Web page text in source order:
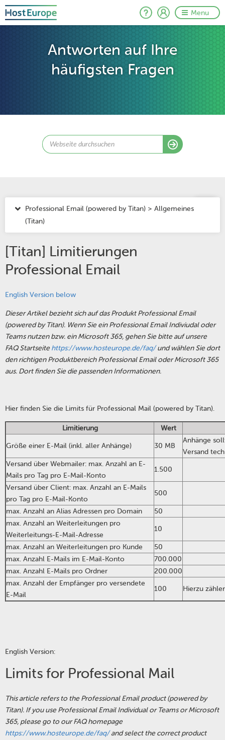
Menu
Antworten auf Ihre
häufigsten Fragen
Professional Email (powered by Titan) > Allgemeines
(Titan)
[Titan] Limitierungen
Professional Email
English Version below
Dieser Artikel bezieht sich auf das Produkt Professional Email
(powered by Titan). Wenn Sie ein Professional Email Indiviudal oder
Teams nutzen bzw. ein Microsoft 365, gehen Sie bitte auf unsere
FAQ Startseitehttps://www.hosteurope.de/faq/und wählen Sie dort
den richtigen Produktbereich Professional Email oder Microsoft 365
aus. Dort finden Sie die passenden Informationen.
Hier finden Sie die Limits für Professional Mail (powered by Titan).
Limitierung Wert
Größe einer E-Mail (inkl. aller Anhänge) 30 MB
Anhänge
Versand
Versand über Webmailer: max. Anzahl an E-
Mails pro Tag pro E-Mail-Konto
1.500
Versand über Client: max. Anzahl an E-Mails
pro Tag pro E-Mail-Konto
500
max. Anzahl an Alias Adressen pro Domain
50
max. Anzahl an Weiterleitungen pro
Weiterleitungs-E-Mail-Adresse
10
max. Anzahl an Weiterleitungen pro Kunde
50
max. Anzahl E-Mails im E-Mail-Konto
700.000
max. Anzahl E-Mails pro Ordner
200.000
max. Anzahl der Empfänger pro versendete
E-Mail
100 Hierzu
English Version:
Limits for Professional Mail
This article refers to the Professional Email product (powered by
Titan). If you use Professional Email Individual or Teams or Microsoft
365, please go to our FAQ homepage
https://www.hosteurope.de/faq/and select the correct product